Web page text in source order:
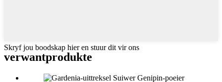
Skryf jou boodskap hier en stuur dit vir ons
verwantprodukte